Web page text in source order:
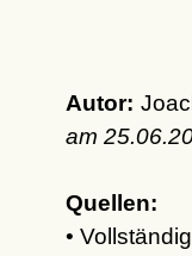
Autor:
am
Quellen:
•